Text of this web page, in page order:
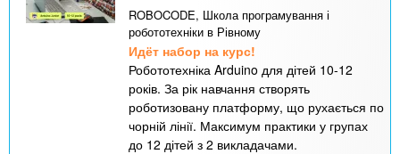
ROBOCODE, Школа програмування і
робототехніки в Рівному
Идёт набор на курс!
Робототехніка Arduino для дітей 10-12
років. За рік навчання створять
роботизовану платформу, що рухається по
чорній лінії. Максимум практики у групах
до 12 дітей з 2 викладачами.